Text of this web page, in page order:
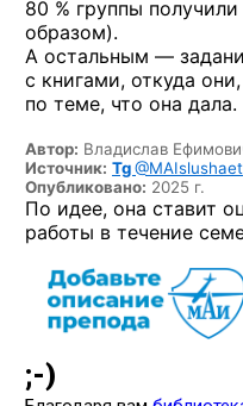
80 % группы
образом).
А остальным —
с книгами, откуда
по теме, что она дала.
Автор: Владислав
Источник: Tg@MAIslushaet
Опубликовано: 2025 г.
По идее, она ставит
работы в течение